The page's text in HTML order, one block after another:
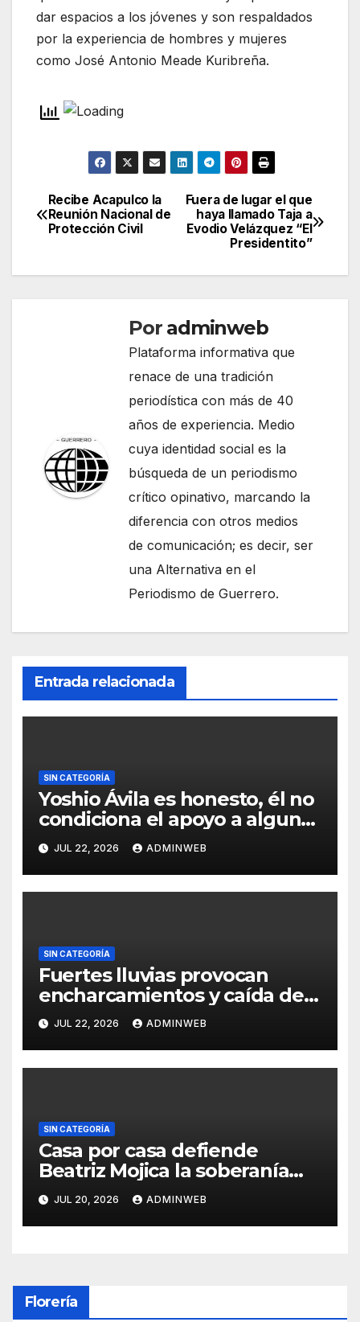
dar espacios a los jóvenes y son respaldados
por la experiencia de hombres y mujeres
como José Antonio Meade Kuribreña.
Navegación
de
entradas
Fuera de lugar el que
haya llamado Taja a
Evodio Velázquez “El
Presidentito”
Recibe Acapulco la
Reunión Nacional de
Protección Civil
Por adminweb
Plataforma informativa que
renace de una tradición
periodística con más de 40
años de experiencia. Medio
cuya identidad social es la
búsqueda de un periodismo
crítico opinativo, marcando la
diferencia con otros medios
de comunicación; es decir, ser
una Alternativa en el
Periodismo de Guerrero.
Entrada relacionada
SIN CATEGORÍA
Yoshio Ávila es honesto, él no
condiciona el apoyo a alguna
figura política por una
candidatura
JUL 22, 2026 ADMINWEB
SIN CATEGORÍA
Fuertes lluvias provocan
encharcamientos y caída de
un árbol, sin daños graves en
Acapulco
JUL 22, 2026 ADMINWEB
SIN CATEGORÍA
Casa por casa defiende
Beatriz Mojica la soberanía
nacional en Tlapa
JUL 20, 2026 ADMINWEB
Florería